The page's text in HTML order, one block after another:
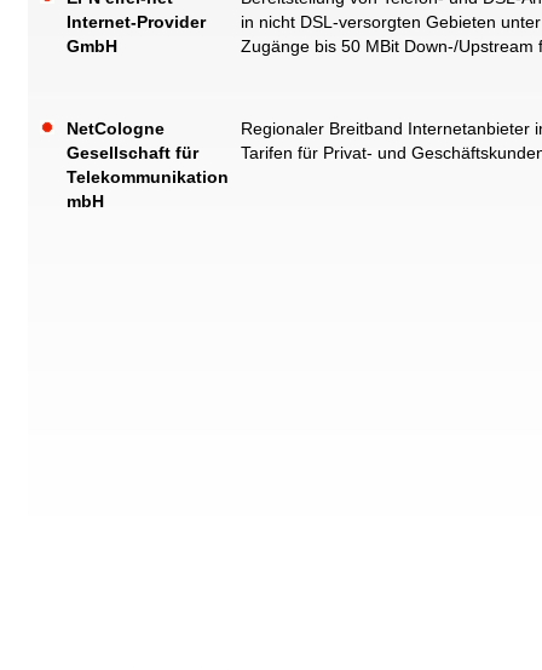
Internet-Provider
GmbH
in nicht DSL-versorgten Gebieten
Zugänge bis 50 MBit Down-/
NetCologne
Gesellschaft für
Telekommunikation
mbH
Regionaler Breitband Internetanbieter
Tarifen für Privat- und